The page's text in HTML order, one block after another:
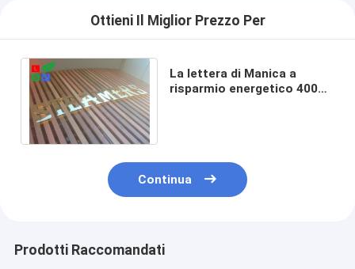
Ottieni Il Miglior Prezzo Per
La lettera di Manica a
risparmio energetico 4000K
Continua
Prodotti Raccomandati